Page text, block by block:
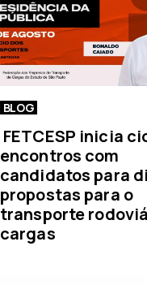
BLOG
FETCESP inicia
encontros com
candidatos para
propostas para o
transporte
cargas